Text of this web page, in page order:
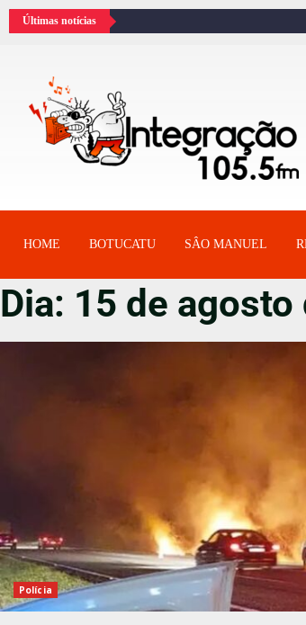
Últimas notícias
HOME BOTUCATU SÂO MANUEL
Dia: 15 de agosto
Polícia